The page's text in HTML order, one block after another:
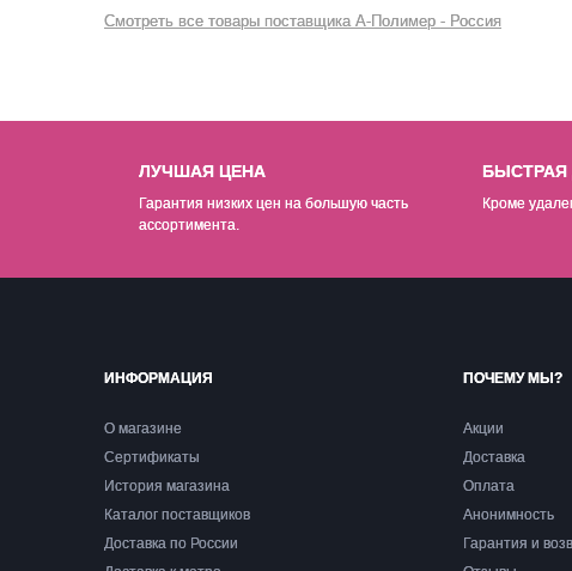
Смотреть все товары поставщика А-Полимер - Россия
ЛУЧШАЯ ЦЕНА
Гарантия низких цен на большую часть
ассортимента.
БЫСТРАЯ
Кроме
ИНФОРМАЦИЯ
О магазине
Сертификаты
История магазина
Каталог поставщиков
Доставка по России
ПОЧЕМУ МЫ?
Акции
Доставка
Оплата
Анонимность
Гарантия и